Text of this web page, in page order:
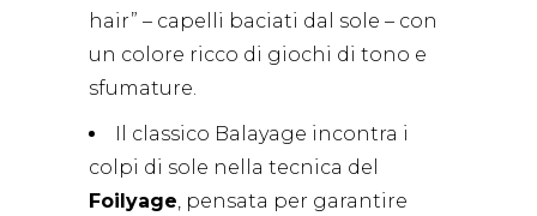
hair” – capelli baciati dal sole – con
un colore ricco di giochi di tono e
sfumature.
Il classico Balayage incontra i
colpi di sole nella tecnica del
Foilyage, pensata per garantire